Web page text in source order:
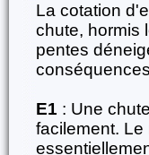
La cotation
chute, hormis
pentes
E1 : Une
facilement.